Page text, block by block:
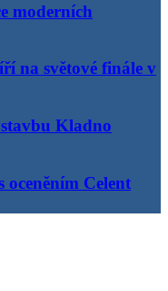
moderních
na světové finále v
Kladno
oceněním Celent